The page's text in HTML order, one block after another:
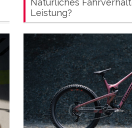
Natürliches
Leistung?